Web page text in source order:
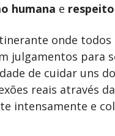
humana e
onde
julgamentos para
de cuidar uns
reais através
intensamente e